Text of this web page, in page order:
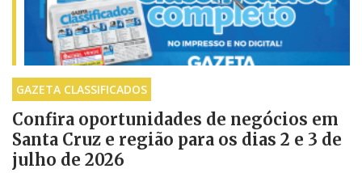
GAZETA CLASSIFICADOS
Confira oportunidades de negócios em
Santa Cruz e região para os dias 2 e 3 de
julho de 2026